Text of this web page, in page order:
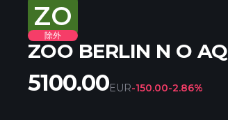
ZO
除外
ZOO BERLIN N O AQ
5100.00EUR-150.00-2.86%